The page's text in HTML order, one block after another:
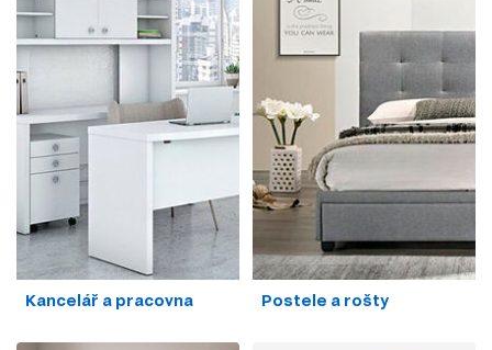
Kancelář a pracovna Postele a rošty